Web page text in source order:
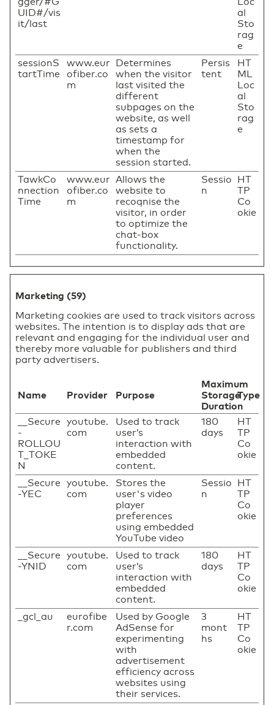
UID#/vis
it/last
al
Sto
rag
e
sessionS
tartTime
www.eur
ofiber.co
m
Determines
when the visitor
last visited the
different
subpages on the
website, as well
as sets a
timestamp for
when the
session started.
Persis
tent
HT
ML
Loc
al
Sto
rag
e
TawkCo
nnection
Time
www.eur
ofiber.co
m
Allows the
website to
recoqnise the
visitor, in order
to optimize the
chat-box
functionality.
Sessio
n
HT
TP
Co
okie
Marketing (59)
Marketing cookies are used to track visitors across
websites. The intention is to display ads that are
relevant and engaging for the individual user and
thereby more valuable for publishers and third
party advertisers.
Name Provider Purpose
Maximum
Storage
Duration
Type
__Secure
-
ROLLOU
T_TOKE
N
youtube.
com
Used to track
user’s
interaction with
embedded
content.
180
days
HT
TP
Co
okie
__Secure
-YEC
youtube.
com
Stores the
user's video
player
preferences
using embedded
YouTube video
Sessio
n
HT
TP
Co
okie
__Secure
-YNID
youtube.
com
Used to track
user’s
interaction with
embedded
content.
180
days
HT
TP
Co
okie
_gcl_au
eurofibe
r.com
Used by Google
AdSense for
experimenting
with
advertisement
efficiency across
websites using
their services.
3
mont
hs
HT
TP
Co
okie